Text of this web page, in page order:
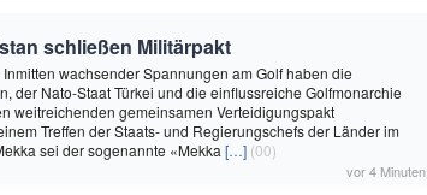
schließen Militärpakt
wachsender Spannungen am Golf haben die
der Nato-Staat Türkei und die einflussreiche Golfmonarchie
weitreichenden gemeinsamen Verteidigungspakt
Treffen der Staats- und Regierungschefs der Länder im
sei der sogenannte «Mekka […] (00)
vor 4 Minuten